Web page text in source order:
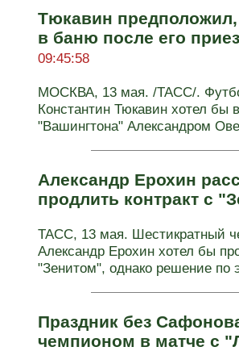
Тюкавин
в баню после его
09:45:58
МОСКВА, 13 мая. /ТАСС/.
Константин Тюкавин хотел бы
"Вашингтона" Александром
Александр Ерохин
продлить контракт с
ТАСС, 13 мая. Шестикратный
Александр Ерохин хотел бы
"Зенитом", однако решение по
Праздник без
чемпионом в матче с